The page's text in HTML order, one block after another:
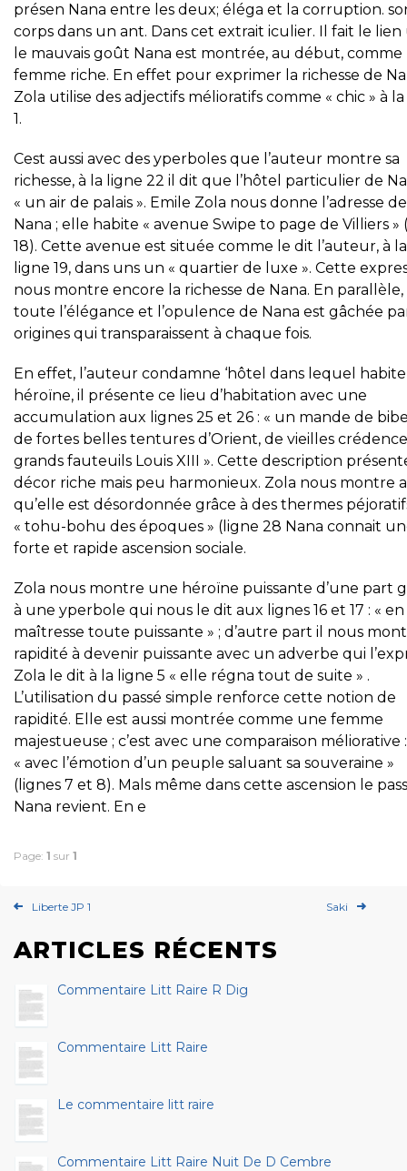
présen Nana entre les deux; éléga et la corruption.
corps dans un ant. Dans cet extrait iculier. Il fait le lien
le mauvais goût Nana est montrée, au début,
femme riche. En effet pour exprimer la richesse de
Zola utilise des adjectifs mélioratifs comme « chic » à
1.
Cest aussi avec des yperboles que l’auteur montre sa
richesse, à la ligne 22 il dit que l’hôtel particulier de
« un air de palais ». Emile Zola nous donne l’adresse de
Nana ; elle habite « avenue Swipe to page de Villiers »
18). Cette avenue est située comme le dit l’auteur, à la
ligne 19, dans uns un « quartier de luxe ». Cette
nous montre encore la richesse de Nana. En parallèle,
toute l’élégance et l’opulence de Nana est gâchée
origines qui transparaissent à chaque fois.
En effet, l’auteur condamne ‘hôtel dans lequel
héroïne, il présente ce lieu d’habitation avec une
accumulation aux lignes 25 et 26 : « un mande de
de fortes belles tentures d’Orient, de vieilles
grands fauteuils Louis XIII ». Cette description
décor riche mais peu harmonieux. Zola nous montre
qu’elle est désordonnée grâce à des thermes
« tohu-bohu des époques » (ligne 28 Nana connait
forte et rapide ascension sociale.
Zola nous montre une héroïne puissante d’une part
à une yperbole qui nous le dit aux lignes 16 et 17 : « en
maîtresse toute puissante » ; d’autre part il nous
rapidité à devenir puissante avec un adverbe qui
Zola le dit à la ligne 5 « elle régna tout de suite » .
L’utilisation du passé simple renforce cette notion de
rapidité. Elle est aussi montrée comme une femme
majestueuse ; c’est avec une comparaison méliorative :
« avec l’émotion d’un peuple saluant sa souveraine »
(lignes 7 et 8). Mals même dans cette ascension le
Nana revient. En e
Page: 1 sur 1
Liberte JP 1 Saki
ARTICLES RÉCENTS
Commentaire Litt Raire R Dig
Commentaire Litt Raire
Le commentaire litt raire
Commentaire Litt Raire Nuit De D Cembre